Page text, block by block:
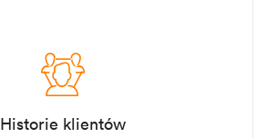
Historie klientów